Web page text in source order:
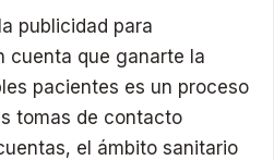
publicidad para
cuenta que ganarte la
pacientes es un proceso
tomas de contacto
el ámbito sanitario